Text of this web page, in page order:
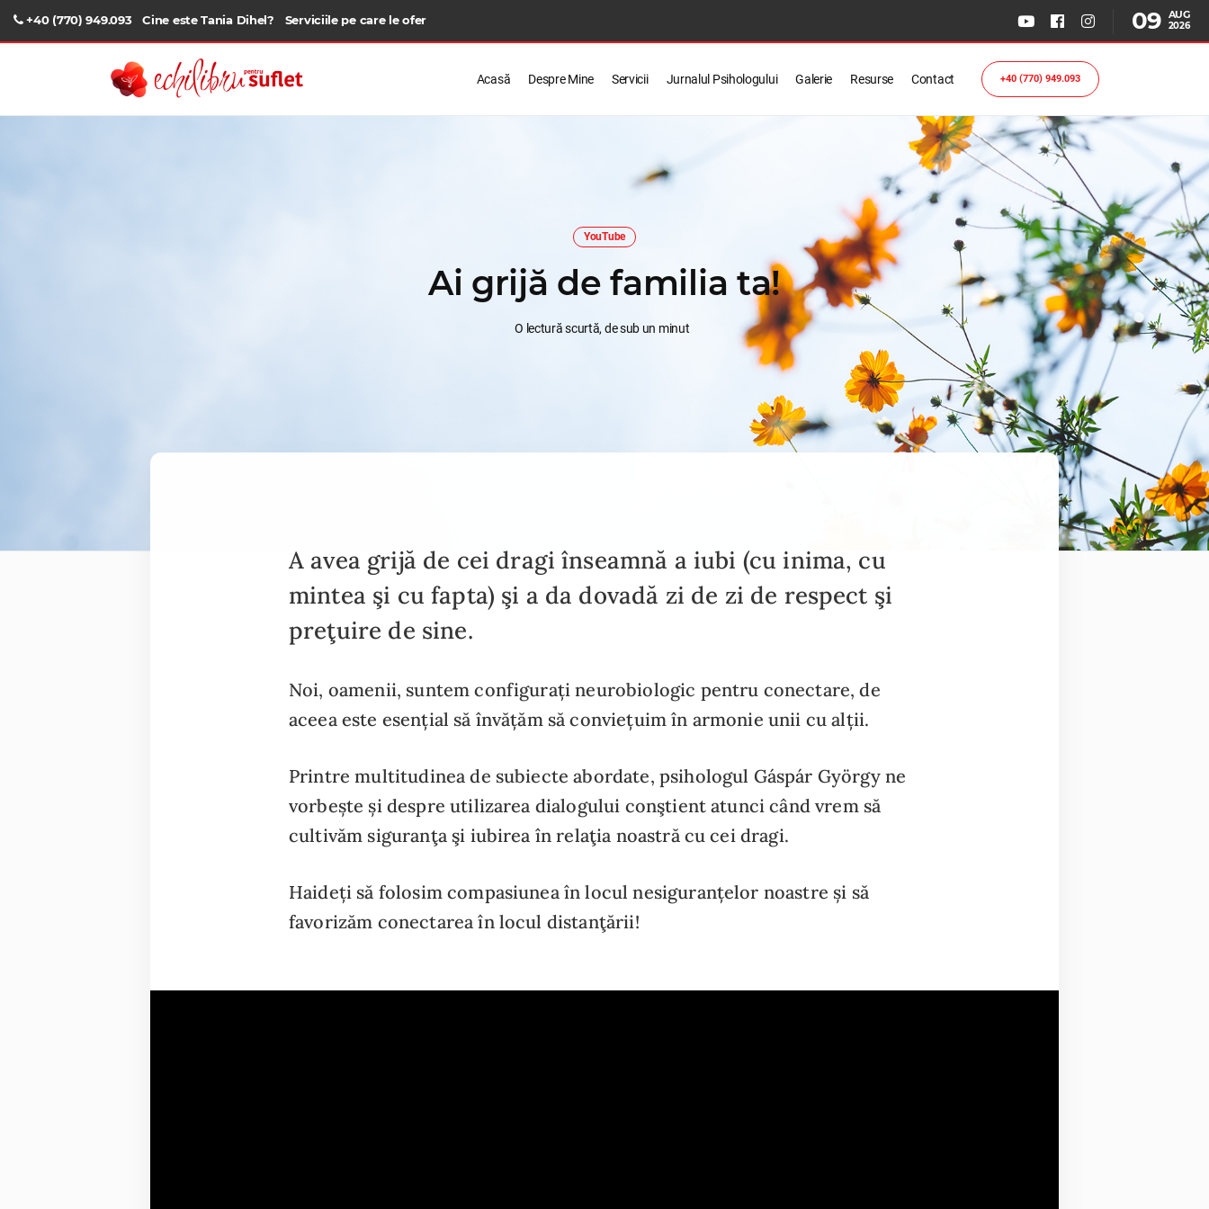
+40 (770) 949.093 Cine este Tania Dihel? Serviciile pe care le ofer 09 AUG
2026
Acasă Despre Mine Servicii Jurnalul Psihologului Galerie Resurse Contact +40 (770) 949.093
YouTube
Ai grijă de familia ta!
O lectură scurtă, de sub un minut
A avea grijă de cei dragi înseamnă a iubi (cu inima, cu
mintea şi cu fapta) şi a da dovadă zi de zi de respect şi
preţuire de sine.
Noi, oamenii, suntem configurați neurobiologic pentru conectare, de
aceea este esențial să învățăm să conviețuim în armonie unii cu alții.
Printre multitudinea de subiecte abordate, psihologul Gáspár György ne
vorbește și despre utilizarea dialogului conştient atunci când vrem să
cultivăm siguranţa şi iubirea în relaţia noastră cu cei dragi.
Haideți să folosim compasiunea în locul nesiguranțelor noastre și să
favorizăm conectarea în locul distanţării!